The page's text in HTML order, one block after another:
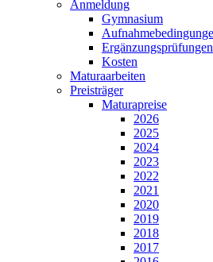
Anmeldung
Gymnasium
Kosten
Maturaarbeiten
Preisträger
Maturapreise
2026
2025
2024
2023
2022
2021
2020
2019
2018
2017